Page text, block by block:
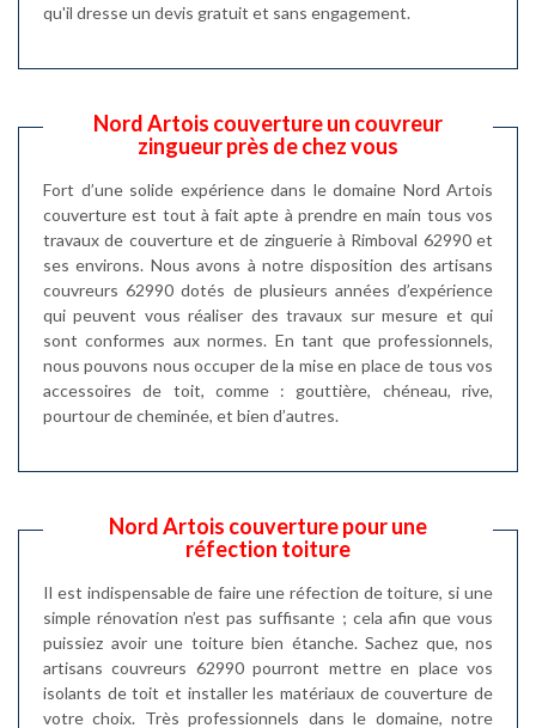
qu'il dresse un devis gratuit et sans engagement.
Nord Artois couverture un couvreur
zingueur près de chez vous
Fort d’une solide expérience dans le domaine Nord Artois
couverture est tout à fait apte à prendre en main tous vos
travaux de couverture et de zinguerie à Rimboval 62990 et
ses environs. Nous avons à notre disposition des artisans
couvreurs 62990 dotés de plusieurs années d’expérience
qui peuvent vous réaliser des travaux sur mesure et qui
sont conformes aux normes. En tant que professionnels,
nous pouvons nous occuper de la mise en place de tous vos
accessoires de toit, comme : gouttière, chéneau, rive,
pourtour de cheminée, et bien d’autres.
Nord Artois couverture pour une
réfection toiture
Il est indispensable de faire une réfection de toiture, si une
simple rénovation n’est pas suffisante ; cela afin que vous
puissiez avoir une toiture bien étanche. Sachez que, nos
artisans couvreurs 62990 pourront mettre en place vos
isolants de toit et installer les matériaux de couverture de
votre choix. Très professionnels dans le domaine, notre